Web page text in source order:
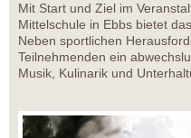
Mit Start und Ziel im
Mittelschule in Ebbs bietet
Neben sportlichen
Teilnehmenden ein
Musik, Kulinarik und